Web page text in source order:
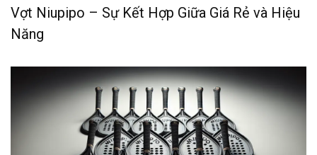
Vợt Niupipo – Sự Kết Hợp Giữa Giá Rẻ và Hiệu
Năng